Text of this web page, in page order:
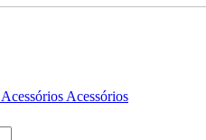
Acessórios Acessórios